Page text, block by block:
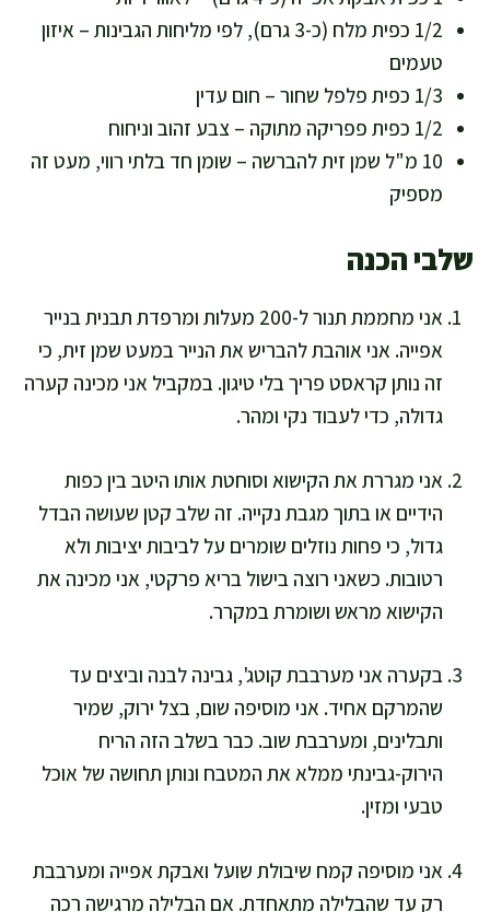
1/2 כפית מלח (כ-3 גרם), לפי מליחות הגבינות – איזון
טעמים
1/3 כפית פלפל שחור – חום עדין
1/2 כפית פפריקה מתוקה – צבע זהוב וניחוח
10 מ"ל שמן זית להברשה – שומן חד בלתי רווי, מעט זה
מספיק
שלבי הכנה
אני מחממת תנור ל-200 מעלות ומרפדת תבנית בנייר
אפייה. אני אוהבת להבריש את הנייר במעט שמן זית, כי
זה נותן קראסט פריך בלי טיגון. במקביל אני מכינה קערה
גדולה, כדי לעבוד נקי ומהר.
אני מגררת את הקישוא וסוחטת אותו היטב בין כפות
הידיים או בתוך מגבת נקייה. זה שלב קטן שעושה הבדל
גדול, כי פחות נוזלים שומרים על לביבות יציבות ולא
רטובות. כשאני רוצה בישול בריא פרקטי, אני מכינה את
הקישוא מראש ושומרת במקרר.
בקערה אני מערבבת קוטג', גבינה לבנה וביצים עד
שהמרקם אחיד. אני מוסיפה שום, בצל ירוק, שמיר
ותבלינים, ומערבבת שוב. כבר בשלב הזה הריח
הירוק-גבינתי ממלא את המטבח ונותן תחושה של אוכל
טבעי ומזין.
אני מוסיפה קמח שיבולת שועל ואבקת אפייה ומערבבת
רק עד שהבלילה מתאחדת. אם הבלילה מרגישה רכה